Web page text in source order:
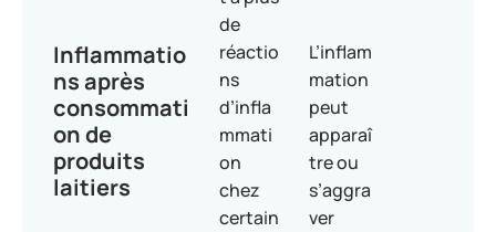
Inflammatio
ns après
consommati
on de
produits
laitiers
de
réactio
ns
d’infla
mmati
on
chez
certain
L’inflam
mation
peut
apparaî
tre ou
s’aggra
ver